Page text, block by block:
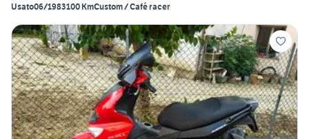
Usato06/1983100 KmCustom / Café racer